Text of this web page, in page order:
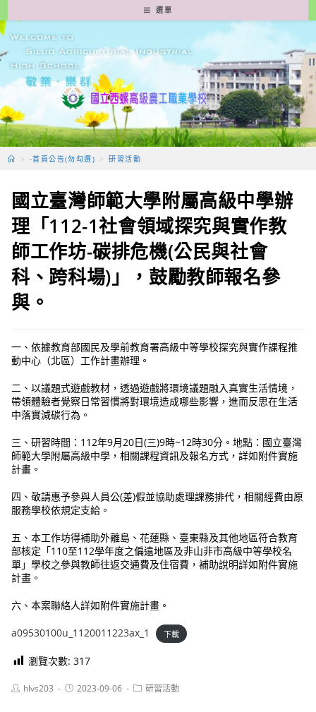
轉
至
要
容
選單
> -首頁公告(勿勾選) > 研習活動
國立臺灣師範大學附屬高級中學辦
理「112-1社會領域探究與實作教
師工作坊-碳排危機(公民與社會
科、跨科場)」，鼓勵教師報名參
與。
一、依據教育部國民及學前教育署高級中等學校探究與實作課程推
動中心（北區）工作計畫辦理。
二、以議題式遊戲教材，透過遊戲將環境議題融入真實生活情境，
帶領體驗者覺察日常習慣將對環境造成哪些影響，進而反思在生活
中落實減碳行為。
三、研習時間：112年9月20日(三)9時~12時30分。地點：國立臺灣
師範大學附屬高級中學，相關課程資訊及報名方式，詳如附件實施
計畫。
四、敬請惠予參與人員公(差)假並協助處理課務排代，相關經費由原
服務學校依規定支給。
五、本工作坊得補助外離島、花蓮縣、臺東縣及其他地區符合教育
部核定「110至112學年度之偏遠地區及非山非市高級中等學校名
單」學校之參與教師往返交通費及住宿費，補助說明詳如附件實施
計畫。
六、本案聯絡人詳如附件實施計畫。
a09530100u_1120011223ax_1 下載
瀏覽次數: 317
Posthlvs203
Post2023-09-06
Post研習活動